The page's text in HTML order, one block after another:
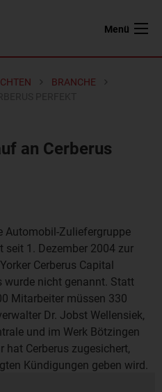
Menü
BRANCHE
an Cerberus
Automobil-Zuliefergruppe
seit 1. Dezember 2004 zur
Cerberus Capital
wurde nicht genannt. Statt
Mitarbeiter müssen 330
Dr. Jobst Wellensiek,
und im Werk Bötzingen
hat Cerberus zugesichert,
Kündigungen geben wird.
1,4 Mrd EUR Umsatz und